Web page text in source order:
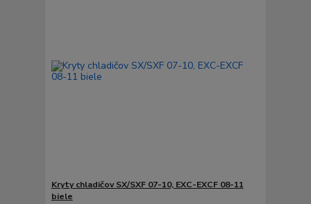
Kryty chladičov SX/SXF 07-10, EXC-EXCF 08-11
biele